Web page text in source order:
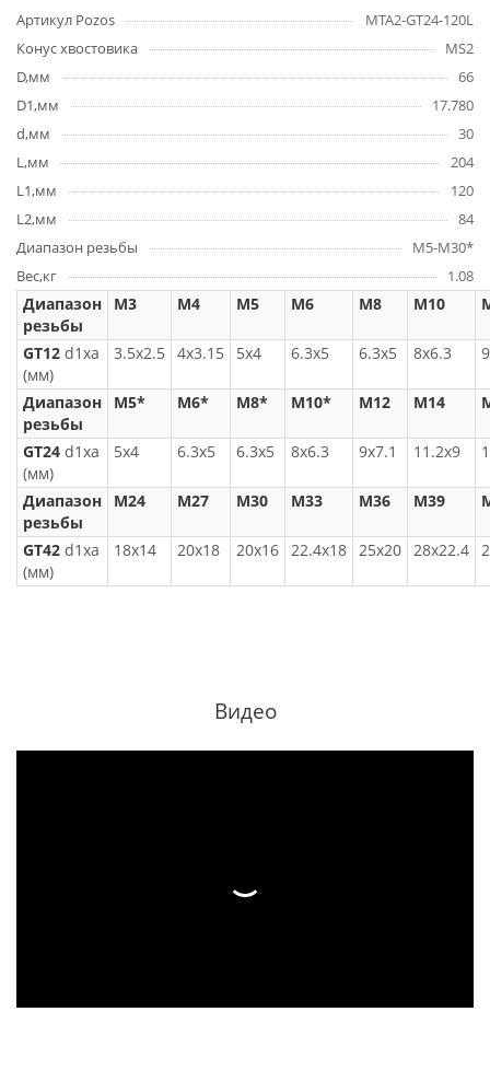
Артикул Pozos
MTA2-GT24-120L
Конус хвостовика
MS2
D,мм
66
D1,мм
17.780
d,мм
30
L,мм
204
L1,мм
120
L2,мм
84
Диапазон резьбы
M5-M30*
Вес,кг
1.08
Диапазон
резьбы
M3 M4 M5 M6 M8 M10
GT12 d1xa
(мм)
3.5x2.5 4x3.15 5x4 6.3x5 6.3x5 8x6.3
Диапазон
резьбы
M5* M6* M8* M10* M12 M14
GT24 d1xa
(мм)
5x4 6.3x5 6.3x5 8x6.3 9x7.1 11.2x9
Диапазон
резьбы
M24 M27 M30 M33 M36 M39
GT42 d1xa
(мм)
18x14 20x18 20x16 22.4x18 25x20 28x22.4
Видео